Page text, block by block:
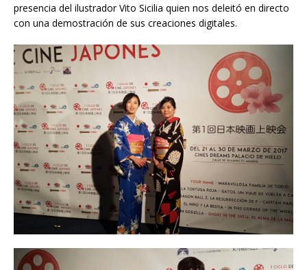
presencia del ilustrador Vito Sicilia quien nos deleitó en directo
con una demostración de sus creaciones digitales.